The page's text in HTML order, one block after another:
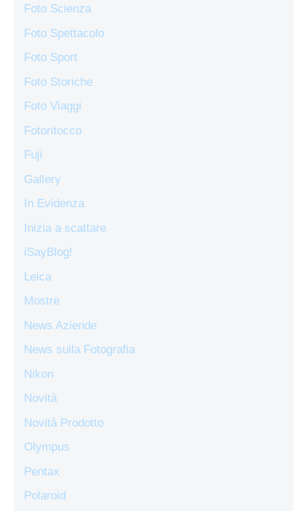
Foto Scienza
Foto Spettacolo
Foto Sport
Foto Storiche
Foto Viaggi
Fotoritocco
Fuji
Gallery
In Evidenza
Inizia a scattare
iSayBlog!
Leica
Mostre
News Aziende
News sulla Fotografia
Nikon
Novità
Novità Prodotto
Olympus
Pentax
Polaroid